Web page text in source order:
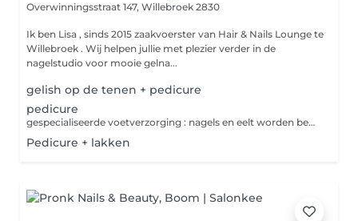
Overwinningsstraat 147, Willebroek 2830
Ik ben Lisa , sinds 2015 zaakvoerster van Hair & Nails Lounge te
Willebroek . Wij helpen jullie met plezier verder in de
nagelstudio voor mooie gelna...
gelish op de tenen + pedicure
pedicure
gespecialiseerde voetverzorging : nagels en eelt worden behandeld
Pedicure + lakken